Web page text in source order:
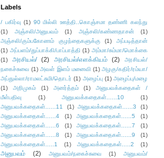
Labels
/ பகிர்வு (1) 90 மில்லி ஊத்தி..கொஞ்சமா தண்ணி கலந்து
(1)
அஞ்சலி/அனுபவம் (1) அஞ்சலி/கண்ணதாசன்
(1)
அஞ்சலி/கும்பகோணம் குழந்தைகளுக்கு
(1)
அப்படித்தான்
(1) அப்பளம்/துப்பாக்கி/பாப்பாத்தி (1) அம்மா/சும்மா/மொக்கை
(1)
அரசியல்/ (2) அரசியல்/எளக்கியம் (2)
அரசியல்/
நகைச்சுவை (1) அவள் இளம் மனைவி (1) அழகு/கதிர்/ரம்யா/
அப்துல்லா/ராமலட்சுமி/தொடர் (1) அழைப்பு (1) அழைப்பு/மழை
(1)
அறிமுகம் (1) அனர்த்தம் (1)
அனுபவக்கதைகள் /
மீள்பதிவு
(1) அனுபவக்கதைகள்......10
(1)
அனுபவக்கதைகள்......11
(1) அனுபவக்கதைகள்......3
(1)
அனுபவக்கதைகள்......4
(1) அனுபவக்கதைகள்......5
(1)
அனுபவக்கதைகள்......6
(1) அனுபவக்கதைகள்......7
(1)
அனுபவக்கதைகள்......8
(1) அனுபவக்கதைகள்......9
(1)
அனுபவக்கதைகள்.....1
(1) அனுபவக்கதைகள்.....2 (1)
அனுபவம் (2) அனுபவம்/நகைச்சுவை (1)
அனுபவம்/